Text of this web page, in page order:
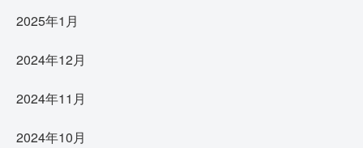
2025年1月
2024年12月
2024年11月
2024年10月